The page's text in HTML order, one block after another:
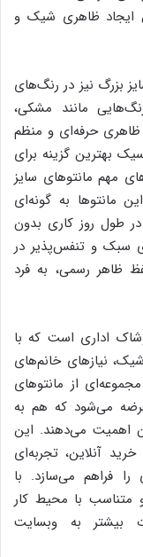
ظاهری شیک و
بزرگ نیز در رنگ‌های
مانند مشکی،
حرفه‌ای و منظم
بهترین گزینه برای
مهم مانتوهای سایز
مانتوها به گونه‌ای
طول روز کاری بدون
سبک و تنفس‌پذیر در
ظاهر رسمی، به فرد
اداری است که با
نیازهای خانم‌های
از مانتوهای
می‌شود که هم به
اهمیت می‌دهند. این
آنلاین، تجربه‌ای
فراهم می‌سازد. با
متناسب با محیط کار
بیشتر به وبسایت